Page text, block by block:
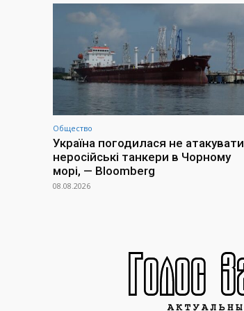
Общество
Україна погодилася не атакувати
неросійські танкери в Чорному
морі, — Bloomberg
08.08.2026